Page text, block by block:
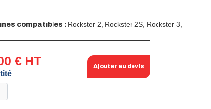
compatibles : Rockster 2, Rockster 2S, Rockster 3,
€ HT Ajouter au devis